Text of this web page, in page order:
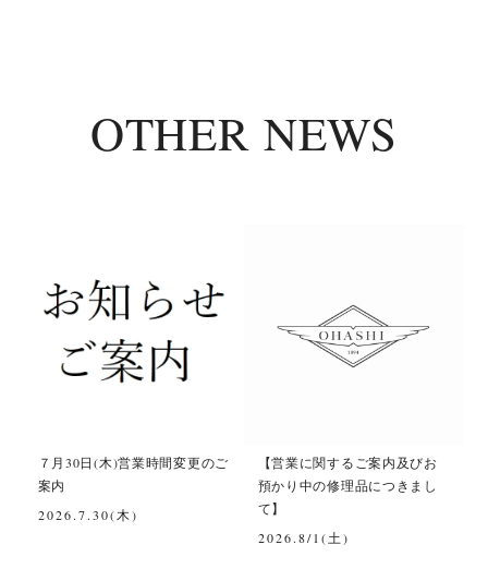
OTHER NEWS
７月30日(木)営業時間変更のご
案内
2026.7.30(木)
【営業に関するご案内及びお
預かり中の修理品につきまし
て】
2026.8/1(土)